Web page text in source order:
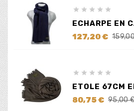
    
127,20 €
    
80,75 € 95,00